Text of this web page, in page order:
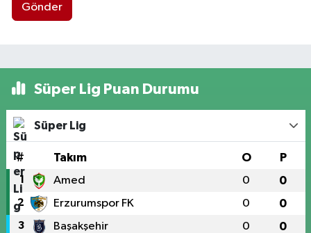
Gönder
Süper Lig Puan Durumu
Süper Lig
# Takım O P
1 Amed 0 0
2 Erzurumspor FK 0 0
3 Başakşehir 0 0